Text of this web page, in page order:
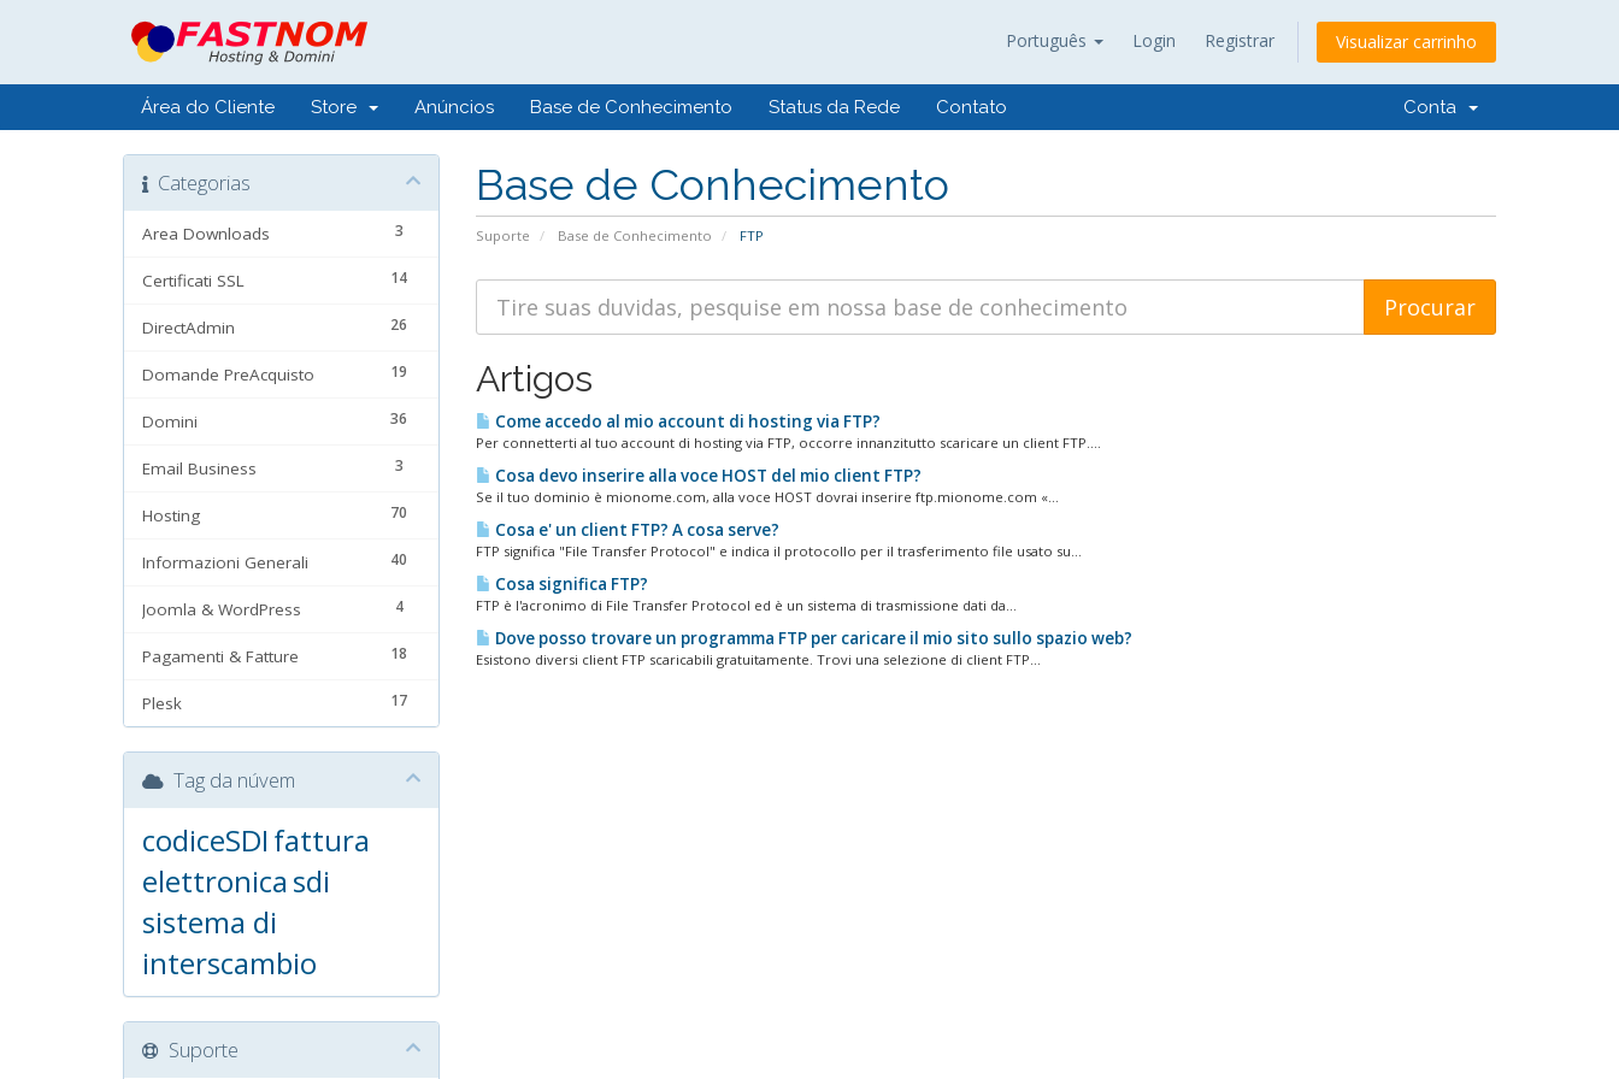
Português Login Registrar Visualizar carrinho
Área do Cliente Store Anúncios Base de Conhecimento Status da Rede Contato Conta
Base de Conhecimento
Suporte Base de Conhecimento FTP
Categorias
3
Area Downloads
14
Certificati SSL
26
DirectAdmin
19
Domande PreAcquisto
36
Domini
3
Email Business
70
Hosting
40
Informazioni Generali
4
Joomla & WordPress
18
Pagamenti & Fatture
17
Plesk
Artigos
Come accedo al mio account di hosting via FTP?
Per connetterti al tuo account di hosting via FTP, occorre innanzitutto scaricare un client FTP....
Cosa devo inserire alla voce HOST del mio client FTP?
Se il tuo dominio è mionome.com, alla voce HOST dovrai inserire ftp.mionome.com «...
Cosa e' un client FTP? A cosa serve?
FTP significa "File Transfer Protocol" e indica il protocollo per il trasferimento file usato su...
Cosa significa FTP?
FTP è l'acronimo di File Transfer Protocol ed è un sistema di trasmissione dati da...
Dove posso trovare un programma FTP per caricare il mio sito sullo spazio web?
Esistono diversi client FTP scaricabili gratuitamente. Trovi una selezione di client FTP...
Tag da núvem
codiceSDI fattura
elettronica sdi
sistema di
interscambio
Suporte